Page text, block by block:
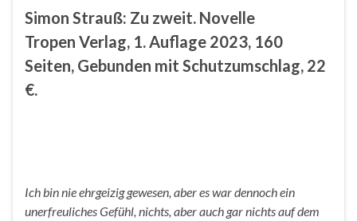
Simon Strauß: Zu zweit. Novelle
Tropen Verlag, 1. Auflage 2023, 160
Seiten, Gebunden mit Schutzumschlag, 22
€.
Ich bin nie ehrgeizig gewesen, aber es war dennoch ein
unerfreuliches Gefühl, nichts, aber auch gar nichts auf dem